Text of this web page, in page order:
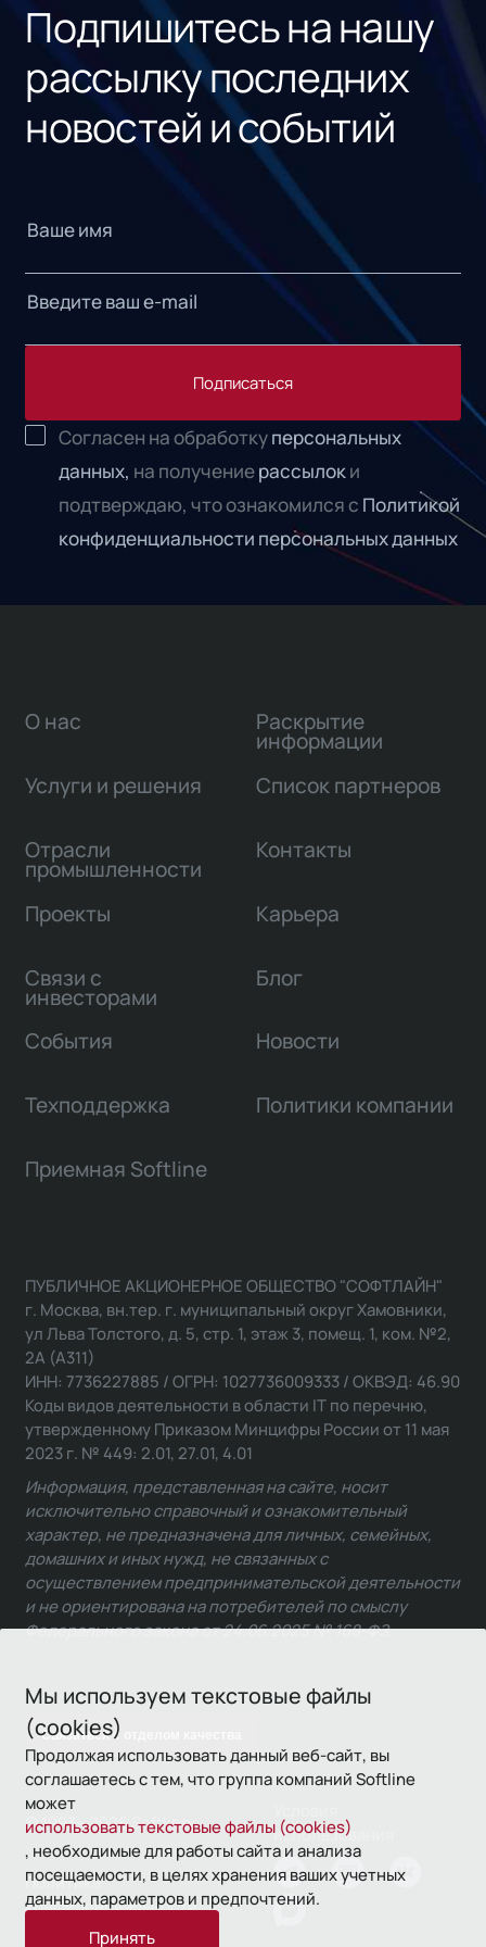
Подпишитесь на нашу
рассылку последних
новостей и событий
Подписаться
Согласен на обработкуперсональных
данных, на получениерассылоки
подтверждаю, что ознакомился с Политикой
конфиденциальности персональных данных
Мы используем текстовые файлы
(cookies)
Продолжая использовать данный веб-сайт, вы
соглашаетесь с тем, что группа компаний Softline
может
использовать текстовые файлы (cookies)
, необходимые для работы сайта и анализа
посещаемости, в целях хранения ваших учетных
данных, параметров и предпочтений.
Принять
О нас
Услуги и решения
Отрасли
промышленности
Проекты
Связи с
инвесторами
Раскрытие
информации
Список партнеров
Контакты
Карьера
Блог
События Новости
Техподдержка Политики компании
Приемная Softline
Связаться с отделом качества
ПУБЛИЧНОЕ АКЦИОНЕРНОЕ ОБЩЕСТВО "СОФТЛАЙН"
г. Москва, вн.тер. г. муниципальный округ Хамовники,
ул Льва Толстого, д. 5, стр. 1, этаж 3, помещ. 1, ком. №2,
2А (А311)
ИНН: 7736227885 / ОГРН: 1027736009333 / ОКВЭД: 46.90
Коды видов деятельности в области IT по перечню,
утвержденному Приказом Минцифры России от 11 мая
2023 г. № 449: 2.01, 27.01, 4.01
Информация, представленная на сайте, носит
исключительно справочный и ознакомительный
характер, не предназначена для личных, семейных,
домашних и иных нужд, не связанных с
осуществлением предпринимательской деятельности
и не ориентирована на потребителей по смыслу
Федерального закона от 24.06.2025 № 168-ФЗ.
© 1993—2026 Softline
использования
Политика
конфиденциальности